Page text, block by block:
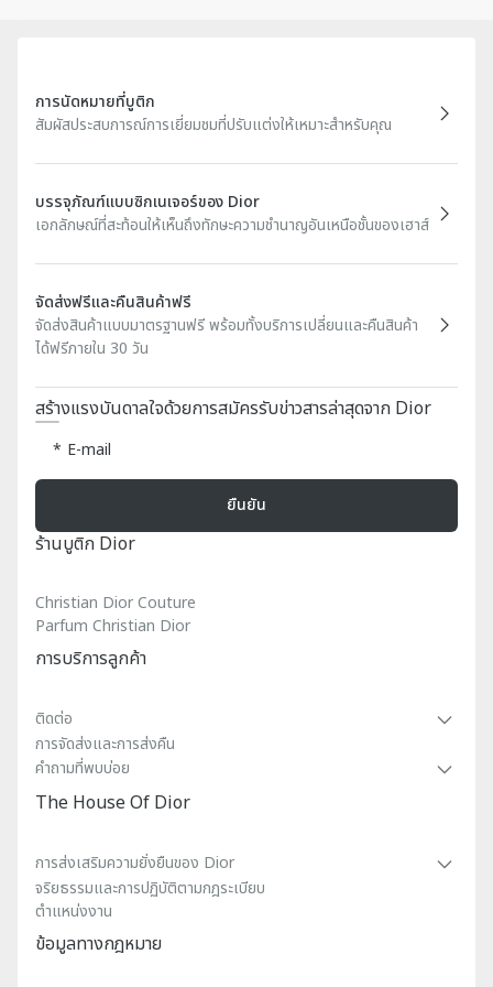
การนัดหมายที่บูติก
สัมผัสประสบการณ์การเยี่ยมชมที่ปรับแต่งให้เหมาะสำหรับคุณ
บรรจุภัณฑ์แบบซิกเนเจอร์ของ Dior
เอกลักษณ์ที่สะท้อนให้เห็นถึงทักษะความชำนาญอันเหนือชั้นของเฮาส์
จัดส่งฟรีและคืนสินค้าฟรี
จัดส่งสินค้าแบบมาตรฐานฟรี พร้อมทั้งบริการเปลี่ยนและคืนสินค้า
ได้ฟรีภายใน 30 วัน
สร้างแรงบันดาลใจด้วยการสมัครรับข่าวสารล่าสุดจาก Dior
E-mail
ยืนยัน
ร้านบูติก Dior
Christian Dior Couture
Parfum Christian Dior
การบริการลูกค้า
ติดต่อ
การจัดส่งและการส่งคืน
คําถามที่พบบ่อย
The House Of Dior
การส่งเสริมความยั่งยืนของ Dior
จริยธรรมและการปฏิบัติตามกฎระเบียบ
ตำแหน่งงาน
ข้อมูลทางกฎหมาย